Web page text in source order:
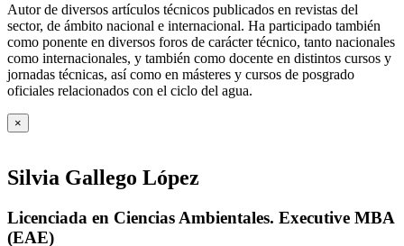
Autor de diversos artículos técnicos publicados en revistas del
sector, de ámbito nacional e internacional. Ha participado también
como ponente en diversos foros de carácter técnico, tanto nacionales
como internacionales, y también como docente en distintos cursos y
jornadas técnicas, así como en másteres y cursos de posgrado
oficiales relacionados con el ciclo del agua.
×
Silvia Gallego López
Licenciada en Ciencias Ambientales. Executive MBA
(EAE)